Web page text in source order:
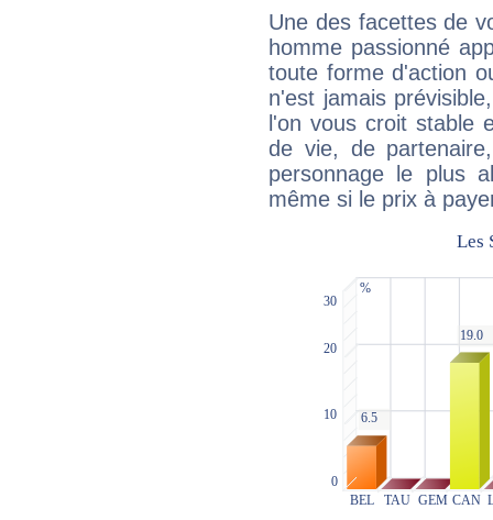
Une des facettes de
homme passionné
toute forme d'action
n'est jamais
l'on vous croit stable
de vie, de
personnage le plus
même si le prix à